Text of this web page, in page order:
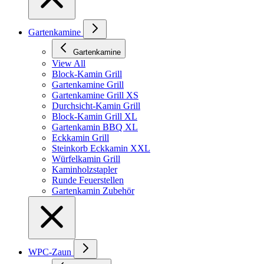
Gartenkamine
Gartenkamine
View All
Block-Kamin Grill
Gartenkamine Grill
Gartenkamine Grill XS
Durchsicht-Kamin Grill
Block-Kamin Grill XL
Gartenkamin BBQ XL
Eckkamin Grill
Steinkorb Eckkamin XXL
Würfelkamin Grill
Kaminholzstapler
Runde Feuerstellen
Gartenkamin Zubehör
WPC-Zaun